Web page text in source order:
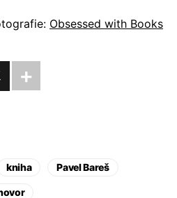
Obsessed with Books
kniha Pavel Bareš